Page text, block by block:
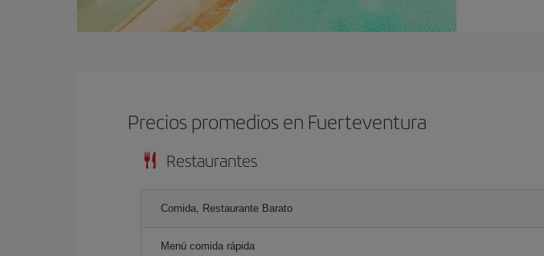
Precios promedios en Fuerteventura
Restaurantes
Comida, Restaurante Barato
Menú comida rápida